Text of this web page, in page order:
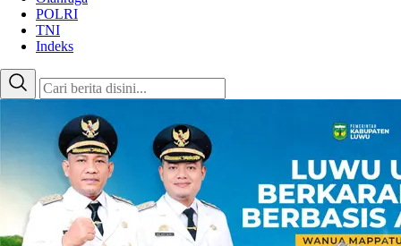
POLRI
TNI
Indeks